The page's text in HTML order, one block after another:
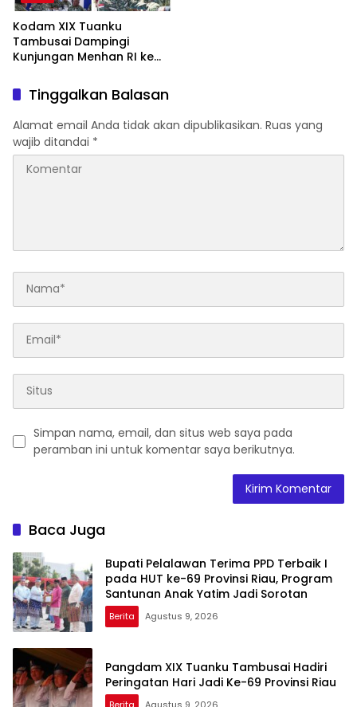
Kodam XIX Tuanku
Tambusai Dampingi
Kunjungan Menhan RI ke
Perkuat Pembangunan
Satuan
Tinggalkan Balasan
Alamat email Anda tidak akan dipublikasikan. Ruas yang
wajib ditandai *
Simpan nama, email, dan situs web saya pada
peramban ini untuk komentar saya berikutnya.
Baca Juga
Bupati Pelalawan Terima PPD Terbaik I
pada HUT ke-69 Provinsi Riau, Program
Santunan Anak Yatim Jadi Sorotan
Berita Agustus 9, 2026
Pangdam XIX Tuanku Tambusai Hadiri
Peringatan Hari Jadi Ke-69 Provinsi Riau
Berita Agustus 9, 2026